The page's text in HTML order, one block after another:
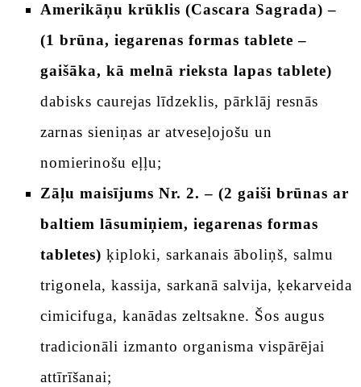
Amerikāņu krūklis (Cascara Sagrada) –
(1 brūna, iegarenas formas tablete –
gaišāka, kā melnā rieksta lapas tablete)
dabisks caurejas līdzeklis, pārklāj resnās
zarnas sieniņas ar atveseļojošu un
nomierinošu eļļu;
Zāļu maisījums Nr. 2. – (2 gaiši brūnas ar
baltiem lāsumiņiem, iegarenas formas
tabletes) ķiploki, sarkanais āboliņš, salmu
trigonela, kassija, sarkanā salvija, ķekarveida
cimicifuga, kanādas zeltsakne. Šos augus
tradicionāli izmanto organisma vispārējai
attīrīšanai;